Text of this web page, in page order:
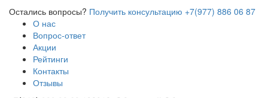
Остались вопросы? Получить консультацию +7(977) 886 06 87
О нас
Вопрос-ответ
Акции
Рейтинги
Контакты
Отзывы